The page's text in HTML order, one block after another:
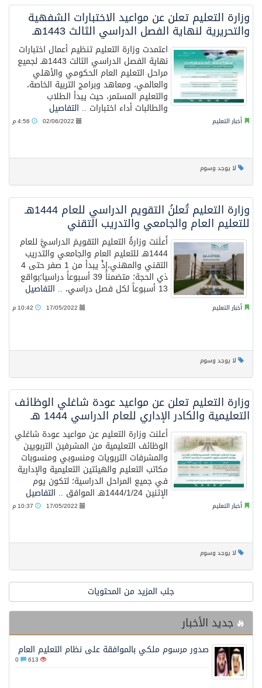
وزارة التعليم تعلن عن مواعيد الاختبارات الشفهية
والتحريرية لنهاية الفصل الدراسي الثالث 1443هـ ​
اعتمدت وزارة التعليم تنظيم أعمال اختبارات
نهاية الفصل الدراسي الثالث 1443هـ لجميع
مراحل التعليم العام الحكومي والأهلي
والعالمي، ومعاهد وبرامج التربية الخاصة،
والتعليم المستمر، حيث يبدأ الطلاب
والطالبات أداء اختبارات .. التفاصيل
أخبار التعليم 02/06/2022
لا يوجد وسوم
وزارة التعليم تُعلنُ التقويم الدراسي للعام 1444هـ
للتعليم العام والجامعي والتدريب التقني
أَعلَنت وزارةُ التعليم التقويمَ الدراسيَّ للعام
1444هـ للتعليم العام والجامعي والتدريب
التقني والمهني،إذْ يبدأ من 1 صفر حتى 4
ذي الحجة؛ متضمناً 39 أسبوعاً دراسيا؛بواقع
13 أسبوعاً لكل فصل دراسي، .. التفاصيل
أخبار التعليم 17/05/2022
لا يوجد وسوم
وزارة التعليم تعلن عن مواعيد عودة شاغلي الوظائف
التعليمية والكادر الإداري للعام الدراسي 1444 هـ
أعلنت وزارة التعليم عن مواعيد عودة شاغلي
الوظائف التعليمية من المشرفين التربويين
والمشرفات التربويات ومنسوبي ومنسوبات
مكاتب التعليم والهيئتين التعليمية والإدارية
في جميع المراحل الدراسية؛ لتكون يوم
الإثنين 1444/1/24هـ الموافق .. التفاصيل
أخبار التعليم 17/05/2022
لا يوجد وسوم
جلب المزيد من المحتويات
جديد الأخبار
صدور مرسوم ملكي بالموافقة على نظام التعليم العام
613